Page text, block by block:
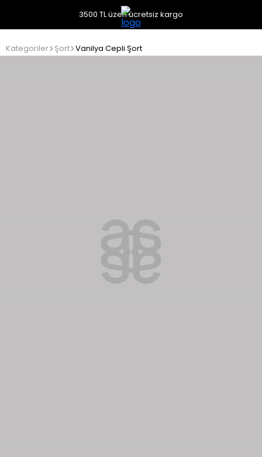
3500 TL üzeri ücretsiz kargo
Kategoriler Şort Vanilya Cepli Şort